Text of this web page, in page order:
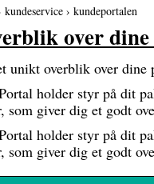
› kundeportalen
over
unikt overblik over
holder styr på dit
som giver dig et godt
holder styr på dit
giver dig et godt